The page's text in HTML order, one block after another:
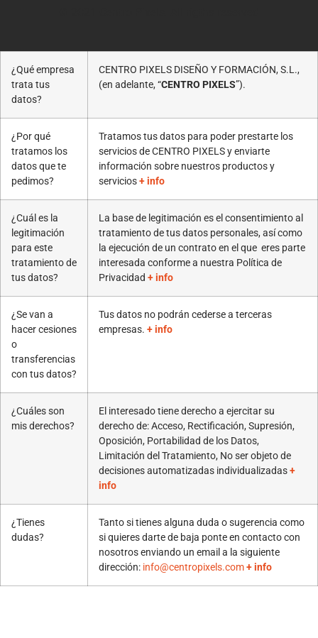
¿Qué empresa
trata tus
datos?
CENTRO PIXELS DISEÑO Y FORMACIÓN, S.L.,
(en adelante, “CENTRO PIXELS”).
¿Por qué
tratamos los
datos que te
pedimos?
Tratamos tus datos para poder prestarte los
servicios de CENTRO PIXELS y enviarte
información sobre nuestros productos y
servicios+ info
¿Cuál es la
legitimación
para este
tratamiento de
tus datos?
La base de legitimación es el consentimiento al
tratamiento de tus datos personales, así como
la ejecución de un contrato en el que eres parte
interesada conforme a nuestra Política de
Privacidad + info
¿Se van a
hacer cesiones
o
transferencias
con tus datos?
Tus datos no podrán cederse a terceras
empresas. + info
¿Cuáles son
mis derechos?
El interesado tiene derecho a ejercitar su
derecho de: Acceso, Rectificación, Supresión,
Oposición, Portabilidad de los Datos,
Limitación del Tratamiento, No ser objeto de
decisiones automatizadas individualizadas+
info
¿Tienes
dudas?
Tanto si tienes alguna duda o sugerencia como
si quieres darte de baja ponte en contacto con
nosotros enviando un email a la siguiente
dirección: info@centropixels.com+ info